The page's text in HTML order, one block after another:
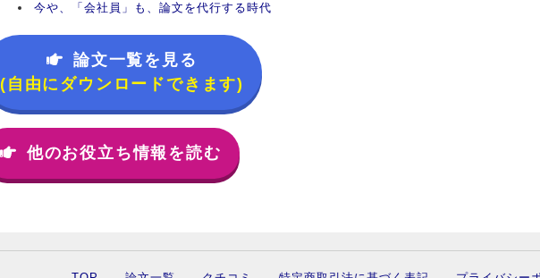
今や、「会社員」も、論文を代行する時代
論文一覧を見る
(自由にダウンロードできます)
他のお役立ち情報を読む